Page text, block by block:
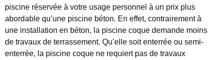
piscine réservée à votre usage personnel à un prix plus
abordable qu’une piscine béton. En effet, contrairement à
une installation en béton, la piscine coque demande moins
de travaux de terrassement. Qu’elle soit enterrée ou semi-
enterrée, la piscine coque ne requiert pas de travaux